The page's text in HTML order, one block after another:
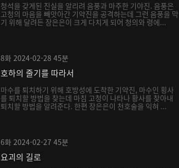
청석을 갖게된 진실을 알리려 음풍과 마주한 기야진. 음풍은
고청의 마음을 빼앗아간 기약진을 공격하는데 그런 음풍을 막
기 위해 달려든 장은은이 크게 다치게 되어 청의와 령에...
8화 2024-02-28 45분
호하의 줄기를 따라서
마수를 퇴치하기 위해 호방성에 도착한 기약진, 마수인 횡사
를 퇴치할 방법을 찾는데 마침 고청이 나타나 황사를 찾아내
퇴치할 방법을 알려준다. 한편 장은은이 천호술을 익혀 ...
6화 2024-02-27 45분
요괴의 길로